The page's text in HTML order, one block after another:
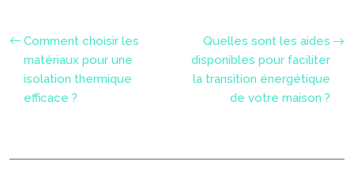
Comment choisir les
matériaux pour une
isolation thermique
efficace ?
Quelles sont les aides
disponibles pour faciliter
la transition énergétique
de votre maison ?